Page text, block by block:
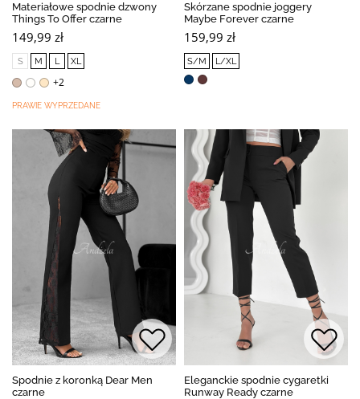
Materiałowe spodnie dzwony
Things To Offer czarne
149,99 zł
S M L XL
+2
PRAWIE WYPRZEDANE
Skórzane spodnie joggery
Maybe Forever czarne
159,99 zł
S/M L/XL
Spodnie z koronką Dear Men
czarne
Eleganckie spodnie cygaretki
Runway Ready czarne